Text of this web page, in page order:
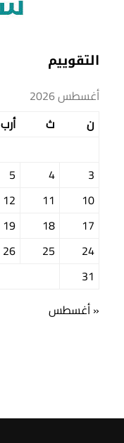
التقوييم
أغسطس 2026
ن
ث أرب
3
4
5
10
11
12
17
18
19
24
25
26
31
« أغسطس